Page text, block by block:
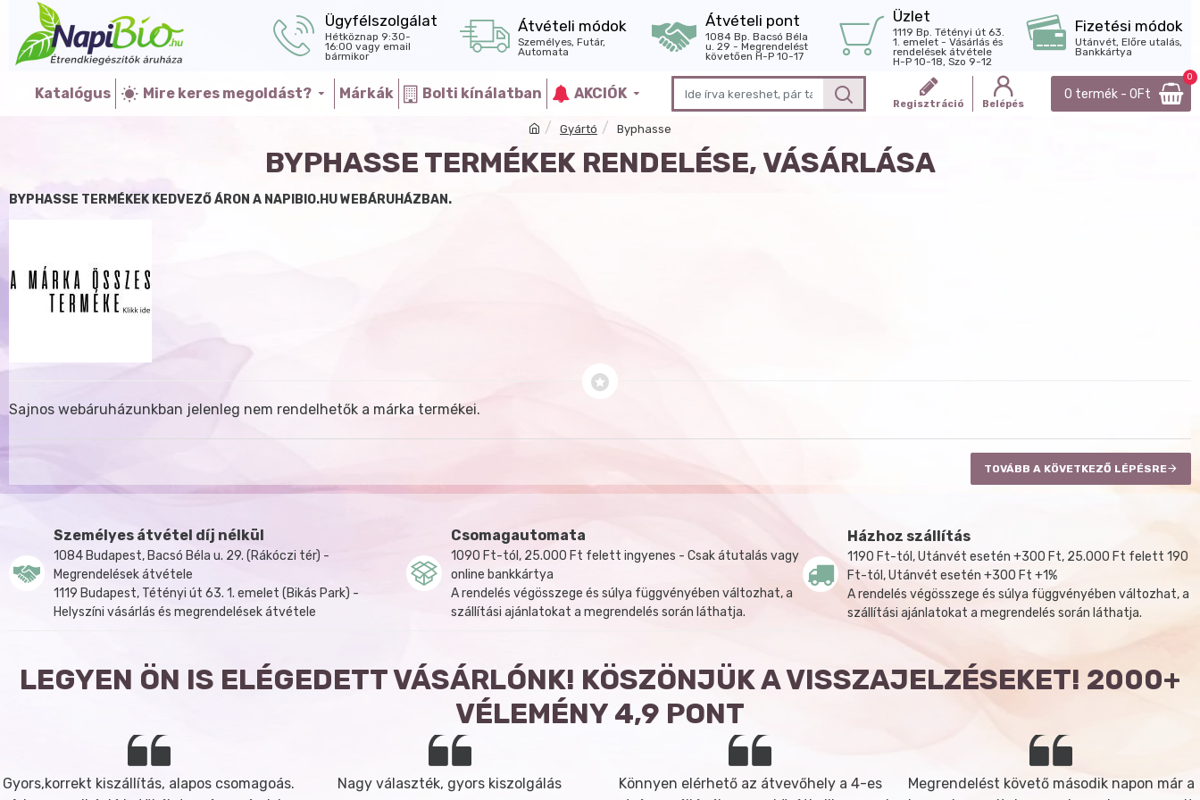
Ügyfélszolgálat
Hétköznap 9:30-
16:00 vagy email
bármikor
Átvételi módok
Személyes, Futár,
Automata
Átvételi pont
1084 Bp. Bacsó Béla
u. 29 - Megrendelést
követően H-P 10-17
Üzlet
1119 Bp. Tétényi út 63.
1. emelet - Vásárlás és
rendelések átvétele
H-P 10-18, Szo 9-12
Fizetési módok
Utánvét, Előre utalás,
Bankkártya
Katalógus Mire keres megoldást? Márkák Bolti kínálatban AKCIÓK
Regisztráció Belépés
0 termék - 0Ft
0
Gyártó Byphasse
BYPHASSE TERMÉKEK RENDELÉSE, VÁSÁRLÁSA
BYPHASSE TERMÉKEK KEDVEZŐ ÁRON A NAPIBIO.HU WEBÁRUHÁZBAN.
Sajnos webáruházunkban jelenleg nem rendelhetők a márka termékei.
TOVÁBB A KÖVETKEZŐ LÉPÉSRE
Személyes átvétel díj nélkül
1084 Budapest, Bacsó Béla u. 29. (Rákóczi tér) -
Megrendelések átvétele
1119 Budapest, Tétényi út 63. 1. emelet (Bikás Park) -
Helyszíni vásárlás és megrendelések átvétele
Csomagautomata
1090 Ft-tól, 25.000 Ft felett ingyenes - Csak átutalás vagy
online bankkártya
A rendelés végösszege és súlya függvényében változhat, a
szállítási ajánlatokat a megrendelés során láthatja.
Házhoz szállítás
1190 Ft-tól, Utánvét esetén +300 Ft, 25.000 Ft felett 190
Ft-tól, Utánvét esetén +300 Ft +1%
A rendelés végösszege és súlya függvényében változhat, a
szállítási ajánlatokat a megrendelés során láthatja.
LEGYEN ÖN IS ELÉGEDETT VÁSÁRLÓNK! KÖSZÖNJÜK A VISSZAJELZÉSEKET! 2000+
VÉLEMÉNY 4,9 PONT
Gyors,korrekt kiszállítás, alapos csomagoás.
Nagy választék, gyors kiszolgálás
Könnyen elérhető az átvevőhely a 4-es
Megrendelést követő második napon már a